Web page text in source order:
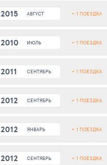
2015 АВГУСТ + 1 ПОЕЗДКА
2010 ИЮЛЬ + 1 ПОЕЗДКА
2011 СЕНТЯБРЬ + 1 ПОЕЗДКА
2012 СЕНТЯБРЬ + 1 ПОЕЗДКА
2012 ЯНВАРЬ + 1 ПОЕЗДКА
2012 СЕНТЯБРЬ + 1 ПОЕЗДКА